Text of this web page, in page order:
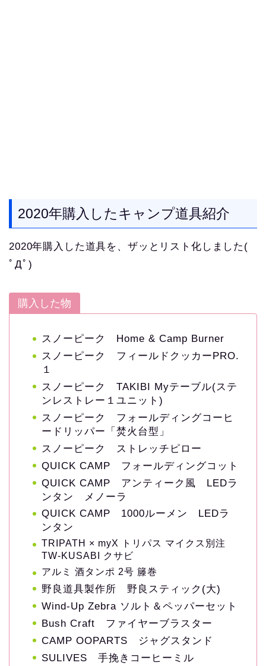
2020年購入したキャンプ道具紹介
2020年購入した道具を、ザッとリスト化しました(
ﾟДﾟ)
購入した物
スノーピーク Home & Camp Burner
スノーピーク フィールドクッカーPRO.
１
スノーピーク TAKIBI Myテーブル(ステ
ンレストレー１ユニット)
スノーピーク フォールディングコーヒ
ードリッパー「焚火台型」
スノーピーク ストレッチピロー
QUICK CAMP フォールディングコット
QUICK CAMP アンティーク風 LEDラ
ンタン メノーラ
QUICK CAMP 1000ルーメン LEDラ
ンタン
TRIPATH × myX トリパス マイクス別注
TW-KUSABI クサビ
アルミ 酒タンポ 2号 籐巻
野良道具製作所 野良スティック(大)
Wind-Up Zebra ソルト＆ペッパーセット
Bush Craft ファイヤーブラスター
CAMP OOPARTS ジャグスタンド
SULIVES 手挽きコーヒーミル